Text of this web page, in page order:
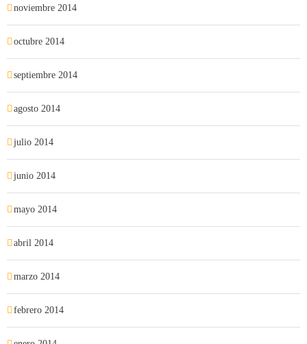
noviembre 2014
octubre 2014
septiembre 2014
agosto 2014
julio 2014
junio 2014
mayo 2014
abril 2014
marzo 2014
febrero 2014